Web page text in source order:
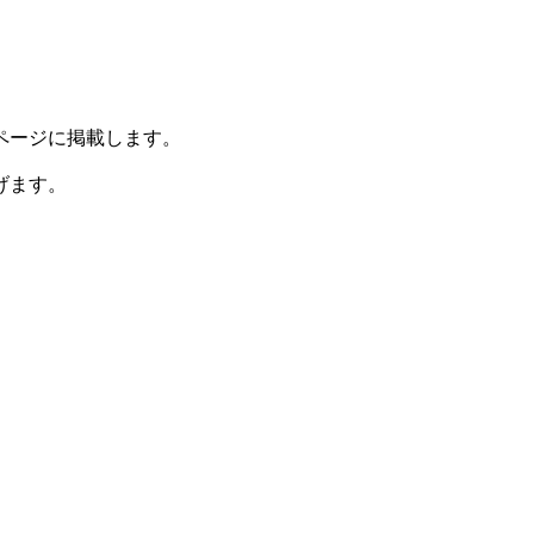
ジに掲載します。
す。